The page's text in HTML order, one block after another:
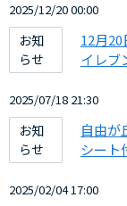
2025/12/20 00:00
お知
らせ
12月
イレブ
2025/07/18 21:30
お知
らせ
自由が
シート
2025/02/04 17:00